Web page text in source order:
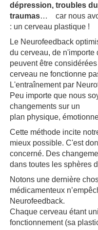
dépression, troubles
traumas… car nous
: un cerveau plastique !
Le Neurofeedback
du cerveau, de
peuvent être
cerveau ne fonctionne
L'entraînement par
Peu importe que nous
changements sur un
plan physique,
Cette méthode incite
mieux possible. C'est
concerné. Des
dans toutes les sphères
Notons une dernière
médicamenteux
Neurofeedback.
Chaque cerveau étant
fonctionnement (sa